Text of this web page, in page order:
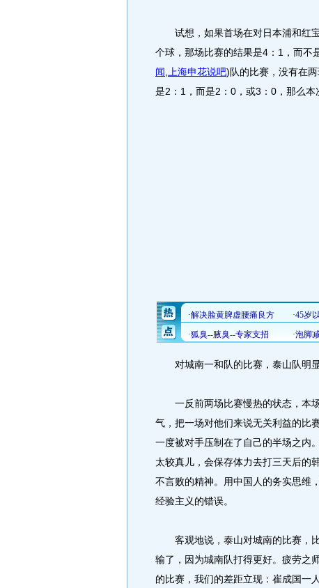
试想，如果首场在对日本浦和红宝
个球，那场比赛的结果是4：1，而不
闻
上海申花说吧)队的比赛，没有在
是2：1，而是2：0，或3：0，那么本
对城南一和队的比赛，泰山队明显
一反前两场比赛慢热的状态，本场
气，把一场对他们来说无关利益的比
一度被对手压制在了自己的半场之内
太较真儿，会保存体力去打三天后的
不言败的精神。用中国人的务实思维
经验主义的错误。
客观地说，泰山对城南的比赛，比
输了，因为城南队打得更好。疲劳之
的比赛，我们的差距立现：崔成国一